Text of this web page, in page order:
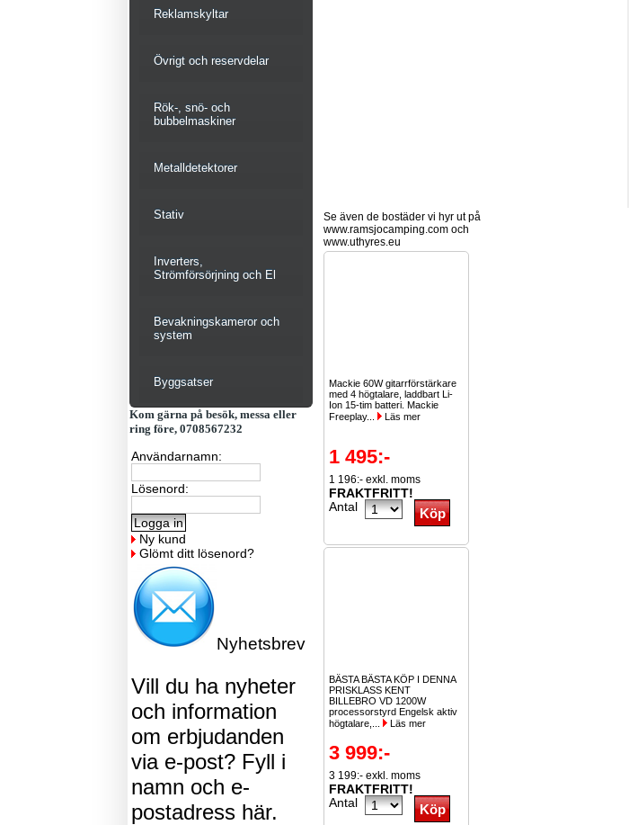
Reklamskyltar
Övrigt och reservdelar
Rök-, snö- och
bubbelmaskiner
Metalldetektorer
Stativ
Inverters,
Strömförsörjning och El
Bevakningskameror och
system
Byggsatser
Kom gärna på besök, messa eller
ring före, 0708567232
Användarnamn:
Lösenord:
Ny kund
Glömt ditt lösenord?
Nyhetsbrev
Vill du ha nyheter
och information
om erbjudanden
via e-post? Fyll i
namn och e-
postadress här.
Se även de bostäder vi hyr ut på
www.ramsjocamping.com och
www.uthyres.eu
Mackie 60W gitarrförstärkare
med 4 högtalare, laddbart Li-
Ion 15-tim batteri. Mackie
Freeplay...
Läs mer
1 495:-
1 196:- exkl. moms
FRAKTFRITT!
Antal
BÄSTA BÄSTA KÖP I DENNA
PRISKLASS KENT
BILLEBRO VD 1200W
processorstyrd Engelsk aktiv
högtalare,...
Läs mer
3 999:-
3 199:- exkl. moms
FRAKTFRITT!
Antal